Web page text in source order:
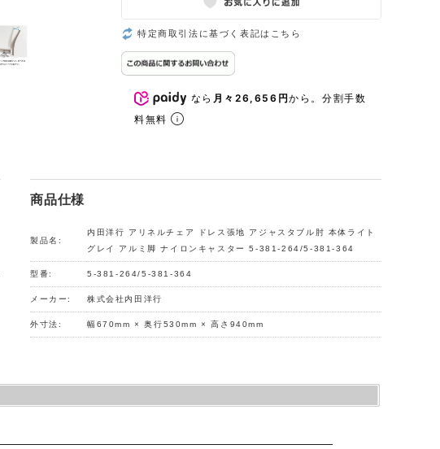
特定商取引法に基づく表記はこちら
なら 月々26,656円から。分割手数
料無料
商品仕様
製品名:
内田洋行 アリネルチェア ドレス張地 アジャスタブル肘 本体ライト
グレイ アルミ脚 ナイロンキャスター 5-381-264/5-381-364
型番: 5-381-264/5-381-364
メーカー: 株式会社内田洋行
外寸法: 幅670mm × 奥行530mm × 高さ940mm